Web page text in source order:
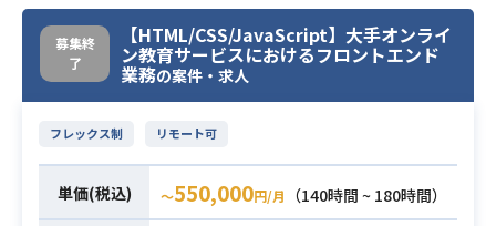
の業務となります。プロジェクトは
ディレクター、UX/UIデザイナー、エ
ンジニアと協力した提案型の開発ス
タイルとなります。
導入リーダーが保守兼務のため、実
とを想定しています。
■企画/要件定義支援
募集終
了
【HTML/CSS/JavaScript】大手オンライ
ン教育サービスにおけるフロントエンド
業務の案件・求人
フレックス制 リモート可
単価(税込) 〜550,000円/月
（140時間 ~ 180時間）